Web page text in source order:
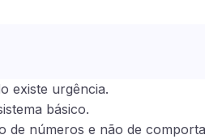
existe urgência.
básico.
de números e não de